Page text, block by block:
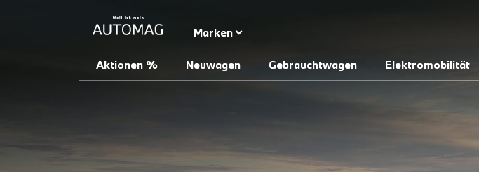
Marken
Aktionen % Neuwagen Gebrauchtwagen Elektromobilität